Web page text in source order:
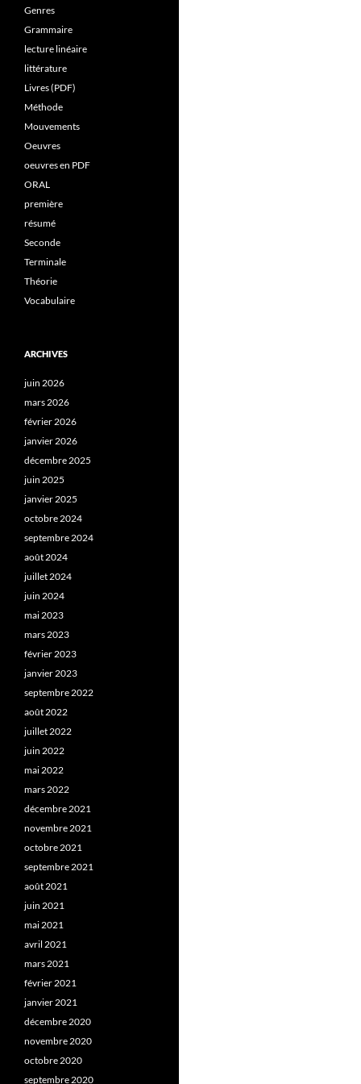
Genres
Grammaire
lecture linéaire
littérature
Livres (PDF)
Méthode
Mouvements
Oeuvres
oeuvres en PDF
ORAL
première
résumé
Seconde
Terminale
Théorie
Vocabulaire
ARCHIVES
juin 2026
mars 2026
février 2026
janvier 2026
décembre 2025
juin 2025
janvier 2025
octobre 2024
septembre 2024
août 2024
juillet 2024
juin 2024
mai 2023
mars 2023
février 2023
janvier 2023
septembre 2022
août 2022
juillet 2022
juin 2022
mai 2022
mars 2022
décembre 2021
novembre 2021
octobre 2021
septembre 2021
août 2021
juin 2021
mai 2021
avril 2021
mars 2021
février 2021
janvier 2021
décembre 2020
novembre 2020
octobre 2020
septembre 2020